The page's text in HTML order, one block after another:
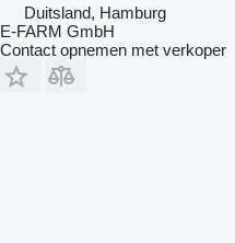
Duitsland, Hamburg
E-FARM GmbH
Contact opnemen met verkoper